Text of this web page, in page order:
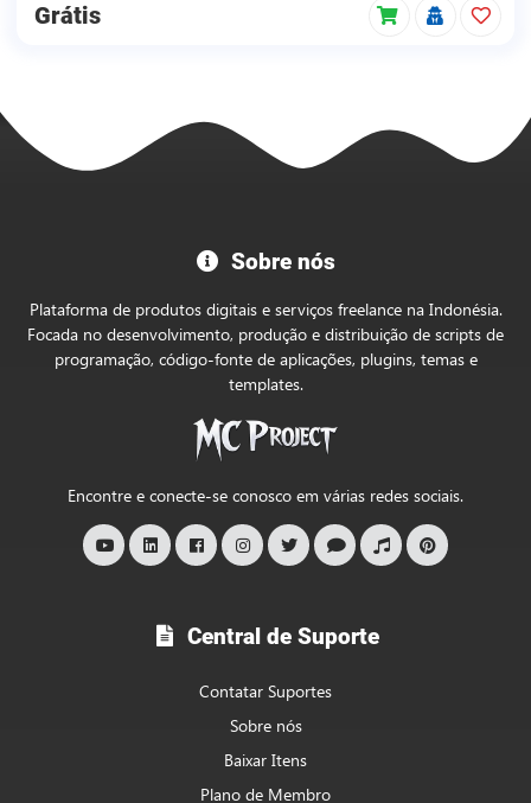
Grátis
Loja
Oficial
Sobre nós
Plataforma de produtos digitais e serviços freelance na Indonésia.
Focada no desenvolvimento, produção e distribuição de scripts de
programação, código-fonte de aplicações, plugins, temas e
templates.
Encontre e conecte-se conosco em várias redes sociais.
Central de Suporte
Contatar Suportes
Sobre nós
Baixar Itens
Plano de Membro